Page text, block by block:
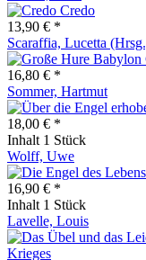
Credo
13,90 € *
Scaraffia, Lucetta
16,80 € *
Sommer, Hartmut
18,00 € *
Inhalt 1 Stück
Wolff, Uwe
16,90 € *
Inhalt 1 Stück
Lavelle, Louis